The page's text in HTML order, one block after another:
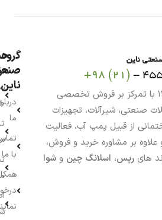
آی ناین از سال ۱۳۹۳ با تمرکز بر فروش تخصصی
صنعتی، شیرآلات، تجهیزات
از قبیل پمپ آب، فعالیت
بر مشاوره خرید و فروش،
های رپس، اسلانگ چین و شوا
گروه
ناین
ما
با ما